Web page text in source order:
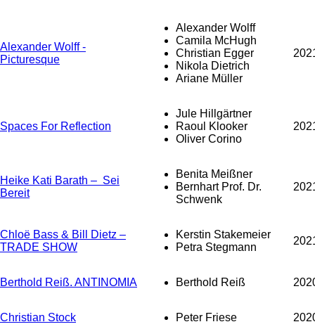
Alexander Wolff -
Picturesque
Alexander Wolff
Camila McHugh
Christian Egger
Nikola Dietrich
Ariane Müller
Spaces For Reflection
Jule Hillgärtner
Raoul Klooker
Oliver Corino
Heike Kati Barath – Sei
Bereit
Benita Meißner
Bernhart Prof. Dr.
Schwenk
Chloë Bass & Bill Dietz –
TRADE SHOW
Kerstin Stakemeier
Petra Stegmann
Berthold Reiß. ANTINOMIA Berthold Reiß
Christian Stock Peter Friese